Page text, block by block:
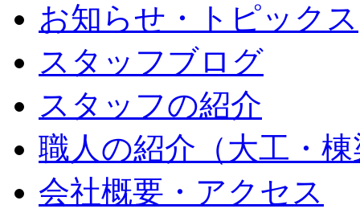
お知らせ・トピックス
スタッフブログ
スタッフの紹介
職人の紹介（大工・
会社概要・アクセス